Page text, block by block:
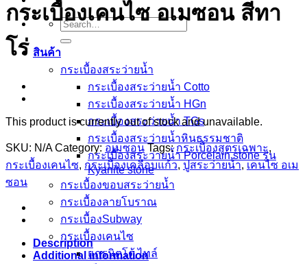
Search
for:
สินค้า
กระเบื้องสระว่ายนํ้า
กระเบื้องสระว่ายน้ำ Cotto
กระเบื้องสระว่ายน้ำ HGn
กระเบื้องสระว่ายน้ำ TGs
กระเบื้องสระว่ายน้ำหินธรรมชาติ
กระเบื้องสระว่ายนํ้า Porcelain stone รุ่น
Kyanite stone
กระเบื้องขอบสระว่ายน้ำ
กระเบื้องลายโบราณ
กระเบื้องSubway
กระเบื้องเคนไซ
แกรนิตโต้ ไทล์
กระเบื้องเคนไซ อเมซอน สีทา
โร่
This product is currently out of stock and unavailable.
SKU: N/A Category: อเมซอน Tags:กระเบื้องสูตรเฉพาะ,
กระเบื้องเคนไซ, กระเบื้องเคลือบแก้ว, ปูสระว่ายน้ำ, เคนไซ อเม
ซอน
Description
Additional information